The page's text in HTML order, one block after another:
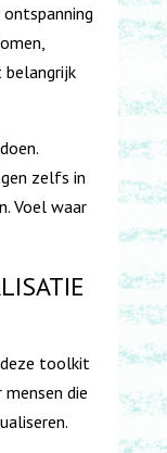
zelfs in
Voel waar
deze toolkit
die